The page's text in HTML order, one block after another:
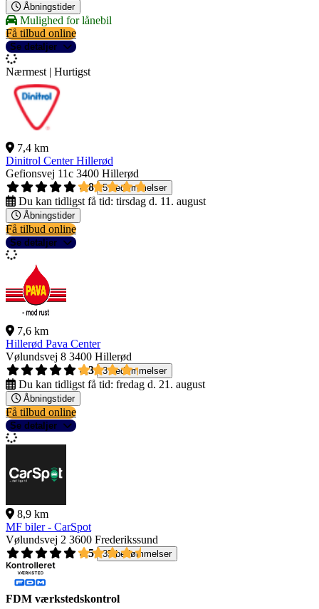
Åbningstider
Mulighed for lånebil
Få tilbud online
Se detaljer
Nærmest | Hurtigst
7,4 km
Dinitrol Center Hillerød
Gefionsvej 11c 3400 Hillerød
4,8
5 bedømmelser
Du kan tidligst få tid: tirsdag d. 11. august
Åbningstider
Få tilbud online
Se detaljer
7,6 km
Hillerød Pava Center
Vølundsvej 8 3400 Hillerød
4,3
3 bedømmelser
Du kan tidligst få tid: fredag d. 21. august
Åbningstider
Få tilbud online
Se detaljer
8,9 km
MF biler - CarSpot
Vølundsvej 2 3600 Frederikssund
4,5
35 bedømmelser
FDM værkstedskontrol